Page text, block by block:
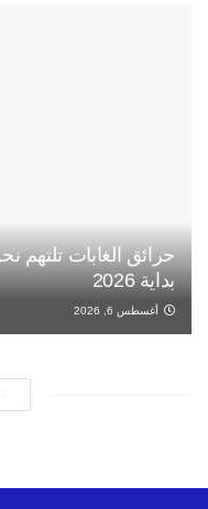
بداية 2026
أغسطس 6, 2026